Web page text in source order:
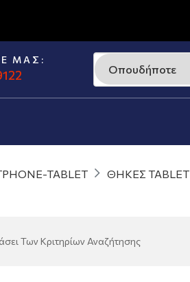
ΜΑΣ:
TABLET ΘΗΚΕΣ TABLET
Των Κριτηρίων Αναζήτησης